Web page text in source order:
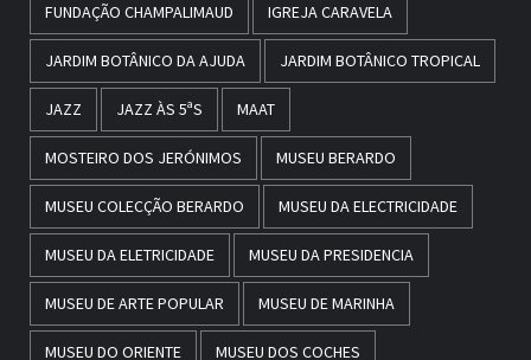
FUNDAÇÃO CHAMPALIMAUD IGREJA CARAVELA
JARDIM BOTÂNICO DA AJUDA JARDIM BOTÂNICO TROPICAL
JAZZ JAZZ ÀS 5ªS MAAT
MOSTEIRO DOS JERÓNIMOS MUSEU BERARDO
MUSEU COLECÇÃO BERARDO MUSEU DA ELECTRICIDADE
MUSEU DA ELETRICIDADE MUSEU DA PRESIDENCIA
MUSEU DE ARTE POPULAR MUSEU DE MARINHA
MUSEU DO ORIENTE MUSEU DOS COCHES